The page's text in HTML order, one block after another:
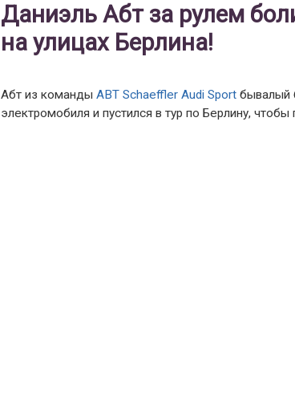
Даниэль Абт за рулем
на улицах Берлина!
Абт из командыABT Schaeffler Audi Sport бывалый
электромобиля и пустился в тур по Берлину,